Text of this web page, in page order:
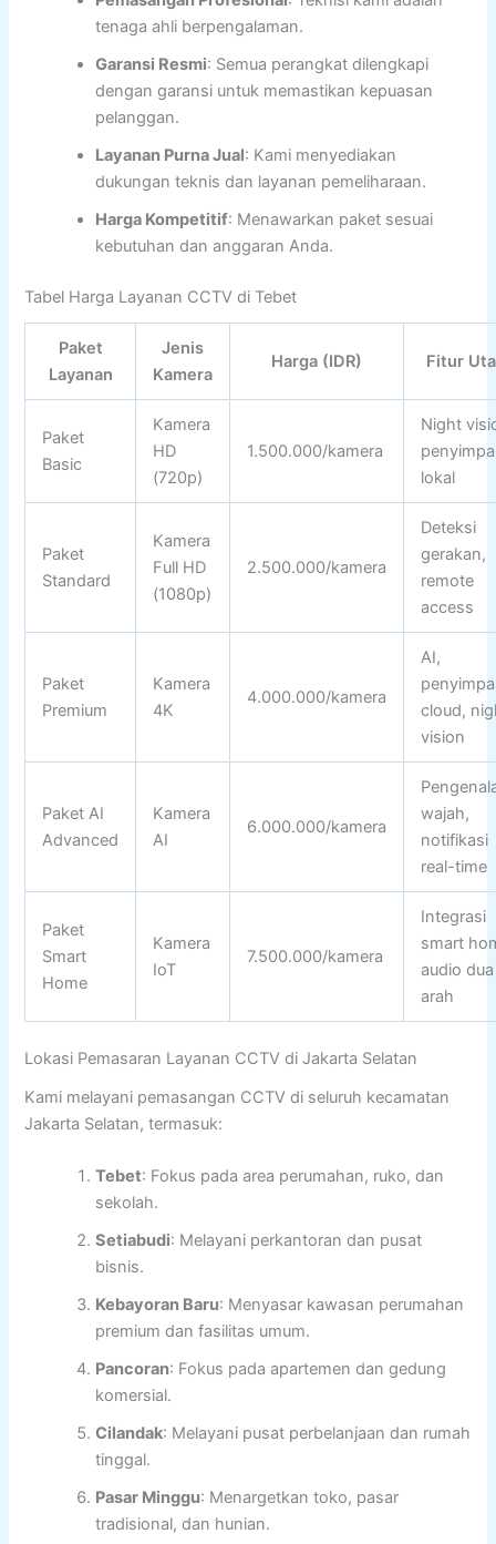
tenaga ahli berpengalaman.
Garansi Resmi: Semua perangkat dilengkapi
dengan garansi untuk memastikan kepuasan
pelanggan.
Layanan Purna Jual: Kami menyediakan
dukungan teknis dan layanan pemeliharaan.
Harga Kompetitif: Menawarkan paket sesuai
kebutuhan dan anggaran Anda.
Tabel Harga Layanan CCTV di Tebet
Paket
Layanan
Jenis
Kamera
Harga (IDR) Fitur
Paket
Basic
Kamera
HD
(720p)
1.500.000/kamera
Night
lokal
Paket
Standard
Kamera
Full HD
(1080p)
2.500.000/kamera
Deteksi
gerakan,
remote
access
Paket
Premium
Kamera
4K
4.000.000/kamera
AI,
cloud,
vision
Paket AI
Advanced
Kamera
AI
6.000.000/kamera
wajah,
notifikasi
real-time
Paket
Smart
Home
Kamera
IoT
7.500.000/kamera
Integrasi
smart
audio dua
arah
Lokasi Pemasaran Layanan CCTV di Jakarta Selatan
Kami melayani pemasangan CCTV di seluruh kecamatan
Jakarta Selatan, termasuk:
Tebet: Fokus pada area perumahan, ruko, dan
sekolah.
Setiabudi: Melayani perkantoran dan pusat
bisnis.
Kebayoran Baru: Menyasar kawasan perumahan
premium dan fasilitas umum.
Pancoran: Fokus pada apartemen dan gedung
komersial.
Cilandak: Melayani pusat perbelanjaan dan rumah
tinggal.
Pasar Minggu: Menargetkan toko, pasar
tradisional, dan hunian.